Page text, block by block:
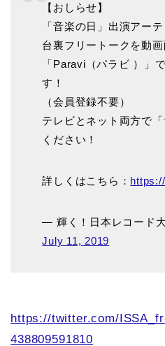
【おしらせ】
「音楽の日」出演アー
台裏フリートークを動
「Paravi（パラビ ）」
す！
（会員登録不要）
テレビとネット両方で
ください！
詳しくはこちら：
— 輝く！日本レコード
July 11, 2019
https://twitter.com/
438809591810